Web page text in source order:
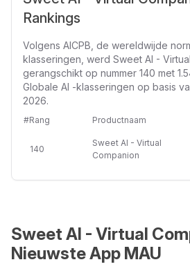
Rankings
Volgens AICPB, de wereldwijde
klasseringen, werd Sweet AI -
gerangschikt op nummer 140 met
Globale AI -klasseringen op basis
2026.
#Rang Productnaam
140
Sweet AI - Virtual
Companion
Sweet AI - Virtual
Nieuwste App MAU